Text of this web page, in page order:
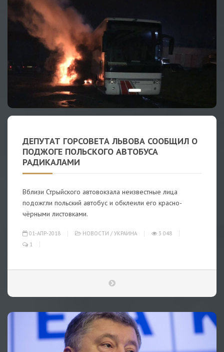
ДЕПУТАТ ГОРСОВЕТА ЛЬВОВА СООБЩИЛ О
ПОДЖОГЕ ПОЛЬСКОГО АВТОБУСА
РАДИКАЛАМИ
Вблизи Стрыйского автовокзала неизвестные лица
подожгли польский автобус и обклеили его красно-
чёрными листовками.
01-АПР-2018 НОВОСТИ / УКРАИНА
3 048
1